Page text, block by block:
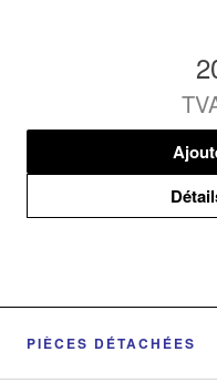
PIÈCES DÉTACHÉES